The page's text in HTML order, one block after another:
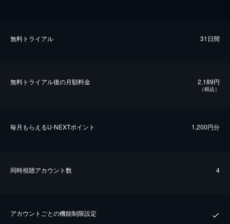
無料トライアル 31日間
無料トライアル後の⽉額料金 2,189円
（税込）
毎⽉もらえるU-NEXTポイント 1,200円分
同時視聴アカウント数 4
アカウントごとの機能制限設定